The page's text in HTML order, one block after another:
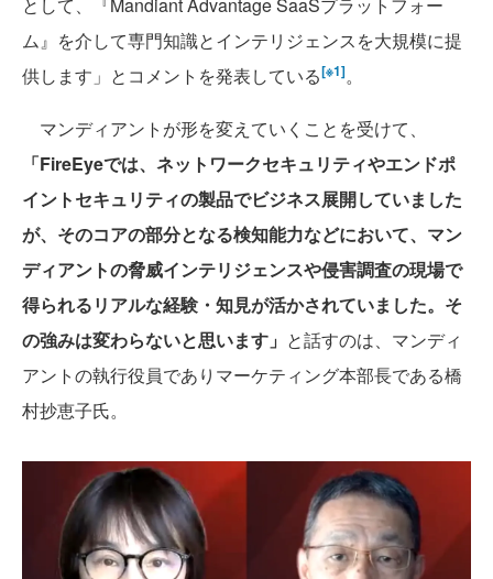
ム』を介して専門知識とインテリジェンスを大規模に提
供します」とコメントを発表している[※1]。
マンディアントが形を変えていくことを受けて、
「FireEyeでは、ネットワークセキュリティやエンドポ
イントセキュリティの製品でビジネス展開していました
が、そのコアの部分となる検知能力などにおいて、マン
ディアントの脅威インテリジェンスや侵害調査の現場で
得られるリアルな経験・知見が活かされていました。そ
の強みは変わらないと思います」 と話すのは、マンディ
アントの執行役員でありマーケティング本部長である橋
村抄恵子氏。